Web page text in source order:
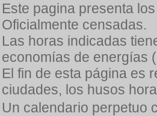
Este pagina presenta
Oficialmente censadas.
Las horas indicadas
economías de energías
El fin de esta página es
ciudades, los husos
Un calendario perpetuo